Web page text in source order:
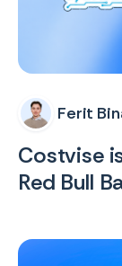
Ferit
Costvise
Red Bull